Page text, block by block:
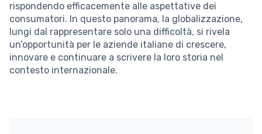
rispondendo efficacemente alle aspettative dei
consumatori. In questo panorama, la globalizzazione,
lungi dal rappresentare solo una difficoltà, si rivela
un’opportunità per le aziende italiane di crescere,
innovare e continuare a scrivere la loro storia nel
contesto internazionale.